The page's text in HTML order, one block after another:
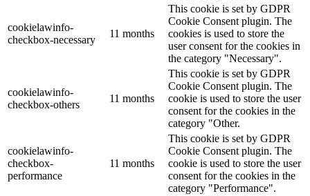
cookielawinfo-
checkbox-necessary
11 months
This cookie is set by GDPR
Cookie Consent plugin. The
cookies is used to store the
user consent for the cookies in
the category "Necessary".
cookielawinfo-
checkbox-others
11 months
This cookie is set by GDPR
Cookie Consent plugin. The
cookie is used to store the user
consent for the cookies in the
category "Other.
cookielawinfo-
checkbox-
performance
11 months
This cookie is set by GDPR
Cookie Consent plugin. The
cookie is used to store the user
consent for the cookies in the
category "Performance".